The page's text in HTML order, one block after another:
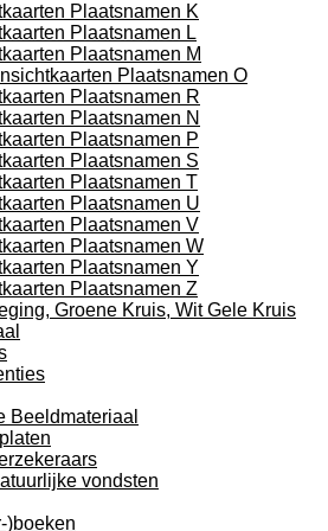
Plaatsnamen K
Plaatsnamen L
Plaatsnamen M
Plaatsnamen O
Plaatsnamen R
Plaatsnamen N
Plaatsnamen P
Plaatsnamen S
Plaatsnamen T
Plaatsnamen U
Plaatsnamen V
Plaatsnamen W
Plaatsnamen Y
Plaatsnamen Z
Groene Kruis, Wit Gele Kruis
Beeldmateriaal
vondsten
)boeken